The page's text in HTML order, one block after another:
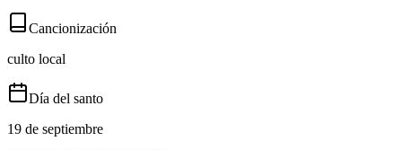
Cancionización
culto local
Día del santo
19 de septiembre